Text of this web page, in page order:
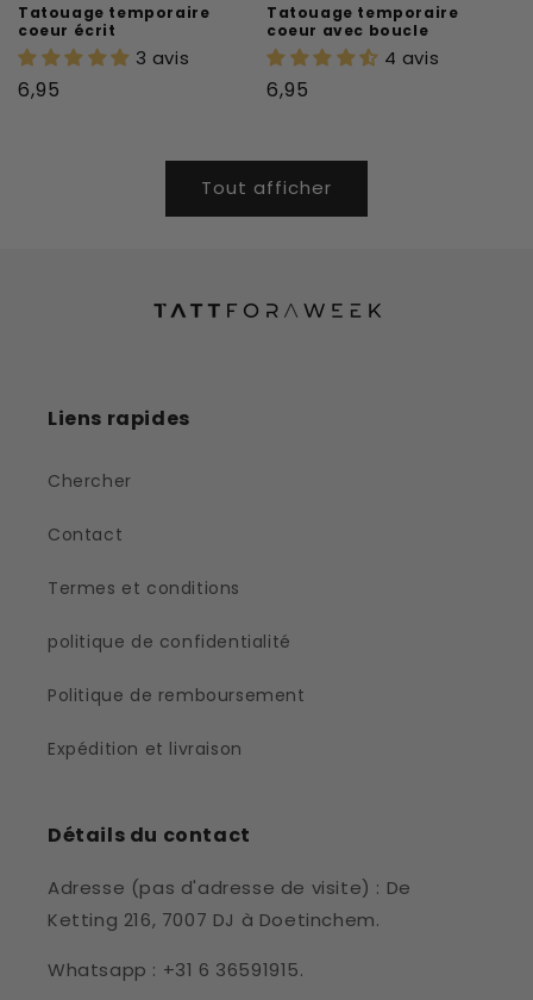
Tatouage temporaire
coeur écrit
3 avis
Prix
6,95
Tatouage temporaire
coeur avec boucle
4 avis
Prix
6,95
Tout afficher
Liens rapides
Chercher
Contact
Termes et conditions
politique de confidentialité
Politique de remboursement
Expédition et livraison
Détails du contact
Adresse (pas d'adresse de visite) : De
Ketting 216, 7007 DJ à Doetinchem.
Whatsapp : +31 6 36591915.